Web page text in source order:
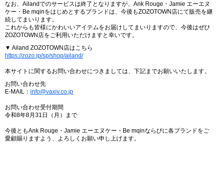
なお、Ailandでのサービスは終了となりますが、Ank Rouge・Jamie エーエヌ
ケー・Be mqinをはじめとするブランドは、今後もZOZOTOWN店にて販売を継
続してまいります。
これからも皆様にかわいいアイテムをお届けしてまいりますので、今後はぜひ
ZOZOTOWN店をご利用いただけますと幸いです。
▼ Ailand ZOZOTOWN店はこちら
https://zozo.jp/sp/shop/ailand/
本サイトに関するお問い合わせにつきましては、下記までお願いいたします。
お問い合わせ先
E-MAIL： info@vaxiv.co.jp
お問い合わせ受付期間
令和8年8月31日（月）まで
今後ともAnk Rouge・Jamie エーエヌケー・Be mqinならびに各ブランドをご
愛顧賜りますよう、よろしくお願い申し上げます。